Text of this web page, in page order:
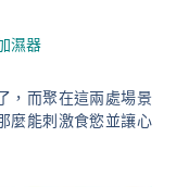
濕器
，而聚在這兩處場景
麼能刺激食慾並讓心